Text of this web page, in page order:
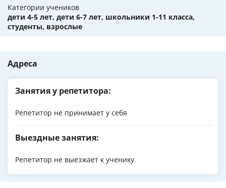
Категории учеников
дети 4-5 лет, дети 6-7 лет, школьники 1-11 класса,
студенты, взрослые
Адреса
Занятия у репетитора:
Репетитор не принимает у себя
Выездные занятия:
Репетитор не выезжает к ученику